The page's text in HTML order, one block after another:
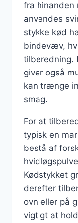
fra hinanden
anvendes
stykke kød
bindevæv,
tilberedning.
giver også
kan trænge
smag.
For at
typisk en
bestå af
Kødstykket
derefter
ovn eller på
vigtigt at